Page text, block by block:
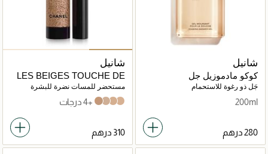
شانيل
كوكو مادموزيل جل
استحمام200مل
جَل ذو رغوة للاستحمام
200ml
شانيل
LES BEIGES TOUCHE DE
TEINT
مستحضر للمسات نضرة للبشرة
بقطرات ميكروية بأصباغ.
يُعزز التجانس - ينير - يُرطب.
كثافتها.
B10
B20
B30
B40+4 درجات